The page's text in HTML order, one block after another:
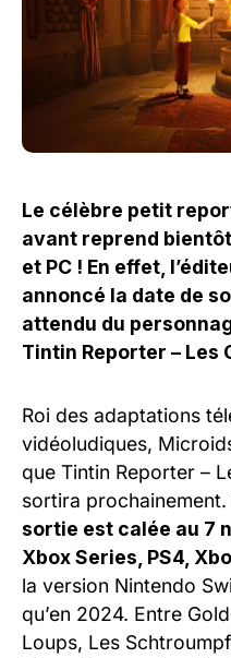
Le célèbre petit
avant reprend
et PC ! En effet,
annoncé la date de
attendu du
Tintin Reporter – Les
Roi des adaptations
vidéoludiques,
que Tintin Reporter –
sortira prochainement.
sortie est calée au 7
Xbox Series, PS4,
la version Nintendo
qu’en 2024. Entre
Loups, Les